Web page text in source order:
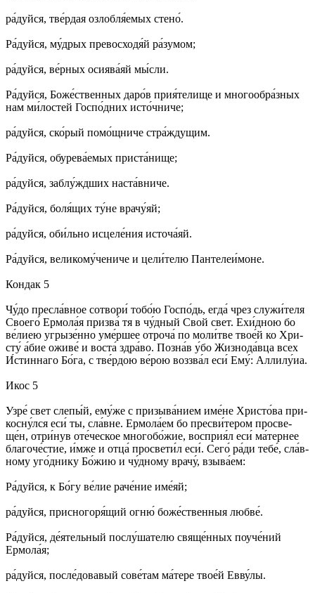
ра́­дуй­ся, тве́р­дая озло­бля́е­мых сте­но́.
Ра́­дуй­ся, му́д­рых пре­вос­хо­дя́й ра́­зу­мом;
ра́­дуй­ся, ве́р­ных осия­ва́­яй мы́с­ли.
Ра́­дуй­ся, Бо­же́ст­вен­ных да­ро́в при­я́те­ли­ще и мно­го­об­ра́з­ных
нам ми́­лос­тей Гос­по́д­них ис­то́ч­ни­че;
ра́­дуй­ся, ско́­рый по­мо́щ­ни­че стра́­жду­щим.
Ра́­дуй­ся, обу­ре­ва́­емых при­ста́­ни­ще;
ра́­дуй­ся, за­блу́жд­ших на­ста́в­ни­че.
Ра́­дуй­ся, бо­ля́­щих ту́­не вра­чу́яй;
ра́­дуй­ся, оби́ль­но ис­це­ле́­ния ис­то­ча́­яй.
Ра́­дуй­ся, ве­ли­ко­му́­че­ни­че и це­ли́­те­лю Пан­те­леи́­мо­не.
Кондак 5
Чу́­до пре­сла́в­ное со­тво­ри́ то­бо́ю Гос­по́дь, ег­да́ чрез слу­жи́­те­ля
Сво­его́ Ермо­ла́я при­зва́ тя в чу́д­ный Свой свет. Ехи́д­ною бо
ве́­лиею угры­зе́н­но уме́р­шее от­ро­ча́ по мо­ли́т­ве тво­е́й ко Хри­
сту́ а́бие ожи­ве́ и вос­та́ здра́­во. По­зна́в у́бо Жиз­но­да́в­ца всех
И́с­тин­на­го Бо́­га, с тве́р­дою ве́­рою воз­зва́л еси́ Ему́: Алли­лу́иа.
Икос 5
Узре́ свет сле­пы́й, ему́­же с при­зы­ва́­нием име́­не Хри­сто́­ва при­
кос­ну́л­ся еси́ ты, сла́в­не. Ермо­ла́­ем бо пре­сви́­те­ром про­све­
ще́н, отри́­нув оте́­чес­кое мно­го­бо́­жие, вос­при­я́л еси́ ма́­тер­нее
бла­го­че́с­тие, и́м­же и от­ца́ про­све­ти́л еси́. Се­го́ ра́­ди те­бе́, сла́в­
но­му уго́д­ни­ку Бо́­жию и чу́д­ному вра­чу́, взы­ва́­ем:
Ра́­дуй­ся, к Бо́­гу ве́­лие ра­че́­ние име́яй;
ра́­дуй­ся, при­сно­го­ря́­щий ог­ню́ бо­же́ст­вен­ныя люб­ве́.
Ра́­дуй­ся, де́я­тель­ный по­слу́­ша­те­лю свя­ще́н­ных по­уче́­ний
Ермо­ла́я;
ра́­дуй­ся, по­сле́­до­ва­вый со­ве́­там ма́­те­ре тво­е́й Ев­ву́­лы.